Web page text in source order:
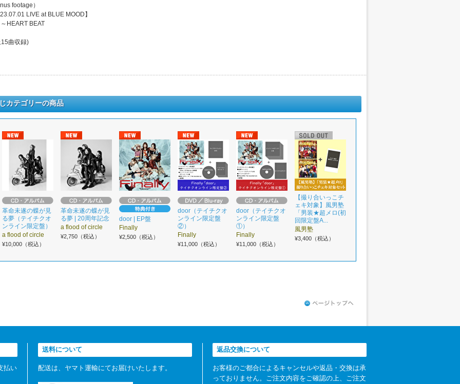
footage）
LIVE at BLUE MOOD】
HEART BEAT
曲収録)
カテゴリーの商品
革命未遂の蝶が見
る夢（テイチクオ
ンライン限定盤）
a flood of circle
¥10,000（税込）
革命未遂の蝶が見
る夢 | 20周年記念
a flood of circle
¥2,750（税込）
door | EP盤
Finally
¥2,500（税込）
door（テイチクオ
ンライン限定盤
②）
Finally
¥11,000（税込）
door（テイチクオ
ンライン限定盤
①）
Finally
¥11,000（税込）
【撮り合いっこチ
ェキ対象】風男塾
「男装★超メロ(初
回限定盤A...
風男塾
¥3,400（税込）
払い
送料について
配送は、ヤマト運輸にてお届けいたします。
返品交換について
お客様のご都合によるキャンセルや返品・交換は承
っておりません。ご注文内容をご確認の上、ご注文